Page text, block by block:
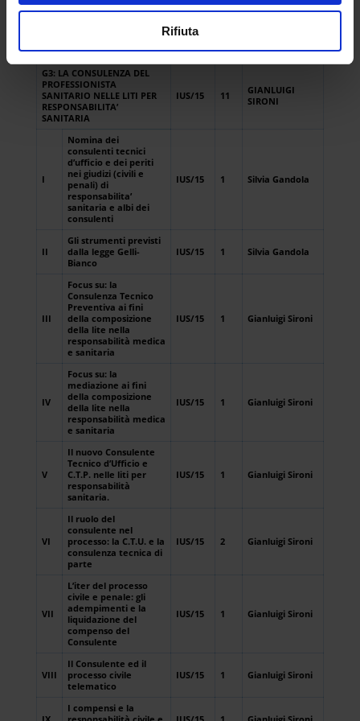
Rifiuta
2021
Il danno alla persona:
legale
G3: LA CONSULENZA DEL
PROFESSIONISTA
SANITARIO NELLE LITI PER
RESPONSABILITA’
SANITARIA
IUS/15 11
GIANLUIGI
SIRONI
I
Nomina dei
consulenti tecnici
d’ufficio e dei periti
nei giudizi (civili e
penali) di
responsabilita’
sanitaria e albi dei
consulenti
IUS/15 1 Silvia Gandola
II
Gli strumenti previsti
dalla legge Gelli-
Bianco
IUS/15 1 Silvia Gandola
III
Focus su: la
Consulenza Tecnico
Preventiva ai fini
della composizione
della lite nella
responsabilità medica
e sanitaria
IUS/15 1 Gianluigi Sironi
IV
Focus su: la
mediazione ai fini
della composizione
della lite nella
responsabilità medica
e sanitaria
IUS/15 1 Gianluigi Sironi
V
Il nuovo Consulente
Tecnico d’Ufficio e
C.T.P. nelle liti per
responsabilità
sanitaria.
IUS/15 1 Gianluigi Sironi
VI
Il ruolo del
consulente nel
processo: la C.T.U. e la
consulenza tecnica di
parte
IUS/15 2 Gianluigi Sironi
VII
L’iter del processo
civile e penale: gli
adempimenti e la
liquidazione del
compenso del
Consulente
IUS/15 1 Gianluigi Sironi
VIII
Il Consulente ed il
processo civile
telematico
IUS/15 1 Gianluigi Sironi
I compensi e la